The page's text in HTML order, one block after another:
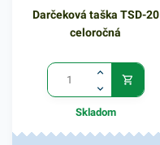
Darčeková taška TSD-20
celoročná
Skladom